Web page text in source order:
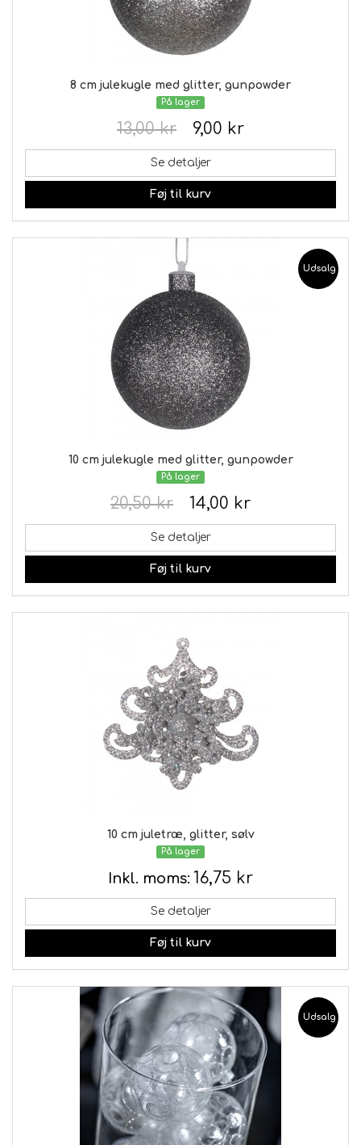
8 cm julekugle med glitter, gunpowder
På lager
9,00 kr
13,00 kr
Se detaljer
Føj til kurv
Udsalg
10 cm julekugle med glitter, gunpowder
På lager
14,00 kr
20,50 kr
Se detaljer
Føj til kurv
10 cm juletræ, glitter, sølv
På lager
Inkl. moms: 16,75 kr
Se detaljer
Føj til kurv
Udsalg